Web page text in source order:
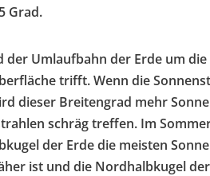
Grad.
der Umlaufbahn der Erde um
trifft. Wenn die
dieser Breitengrad mehr
schräg treffen. Im
der Erde die meisten
ist und die Nordhalbkugel